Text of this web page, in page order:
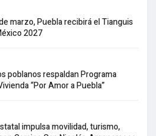
marzo, Puebla recibirá el Tianguis
2027
poblanos respaldan Programa
“Por Amor a Puebla”
impulsa movilidad, turismo,